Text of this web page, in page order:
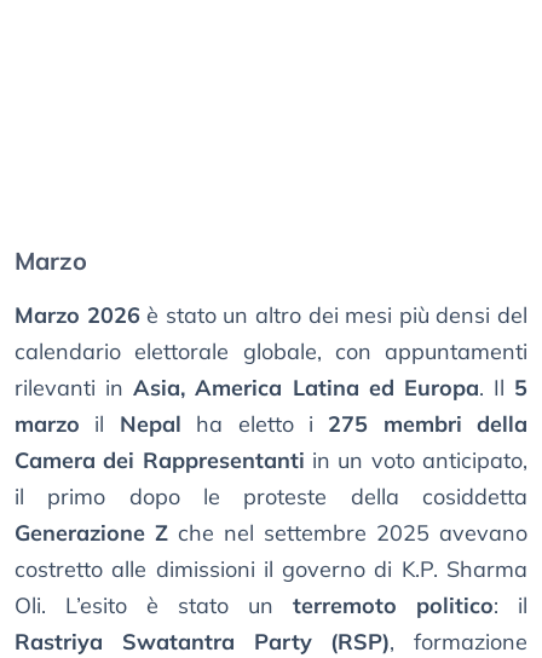
Marzo
Marzo 2026 è stato un altro dei mesi più densi del
calendario elettorale globale, con appuntamenti
rilevanti inAsia, America Latina ed Europa. Il 5
marzo il Nepal ha eletto i 275 membri della
Camera dei Rappresentanti in un voto anticipato,
il primo dopo le proteste della cosiddetta
Generazione Z che nel settembre 2025 avevano
costretto alle dimissioni il governo di K.P. Sharma
Oli. L’esito è stato un terremoto politico: il
Rastriya Swatantra Party (RSP), formazione